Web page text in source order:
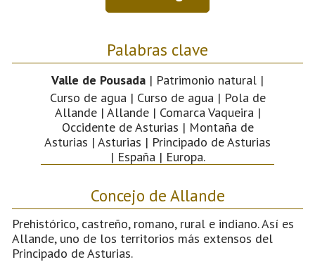
Palabras clave
Valle de Pousada | Patrimonio natural |
Curso de agua | Curso de agua | Pola de
Allande | Allande | Comarca Vaqueira |
Occidente de Asturias | Montaña de
Asturias | Asturias | Principado de Asturias
| España | Europa.
Concejo de Allande
Prehistórico, castreño, romano, rural e indiano. Así es
Allande, uno de los territorios más extensos del
Principado de Asturias.